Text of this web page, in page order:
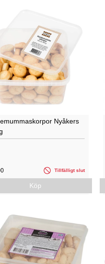
Nyåkers
Tillfälligt slut
Köp